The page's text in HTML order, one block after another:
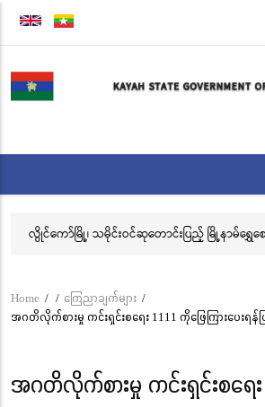
Skip
content
လွိုင်ကော်မြို့၊ သမိုင်းဝင်ဆုတောင်းပြည့် မြို့နာမ်ရွှေ
ဘုံကထိန် အလှူတော်မင်္ဂလာအခမ်းအနား ကျင်းပ
Breadcrumb
Home / / ကြေညာချက်များ /
အဂတိလိုက်စားမှု ကင်းရှင်းစရေး 1111 ကိုဖြေကြားပေးရ
အဂတိလိုက်စားမှု ကင်းရှင်းစရေ